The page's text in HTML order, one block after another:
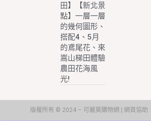
田】【新北景
點】一層一層
的幾何圖形、
搭配4、5月
的鳶尾花、來
嵩山梯田體驗
農田花海風
光!
版權所有 © 2024 – 可麗莫購物網 | 網頁協助 :